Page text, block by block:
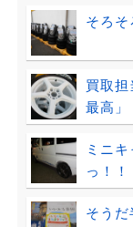
そろそ
買取
最高」
ミニ
っ！！
そう